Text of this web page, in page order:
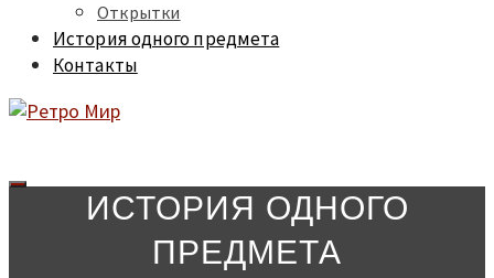
Открытки
История одного предмета
Контакты
ИСТОРИЯ ОДНОГО
ПРЕДМЕТА